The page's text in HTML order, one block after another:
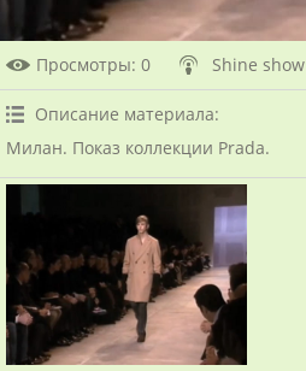
Просмотры: 0 Shine show
Описание материала:
Милан. Показ коллекции Prada.